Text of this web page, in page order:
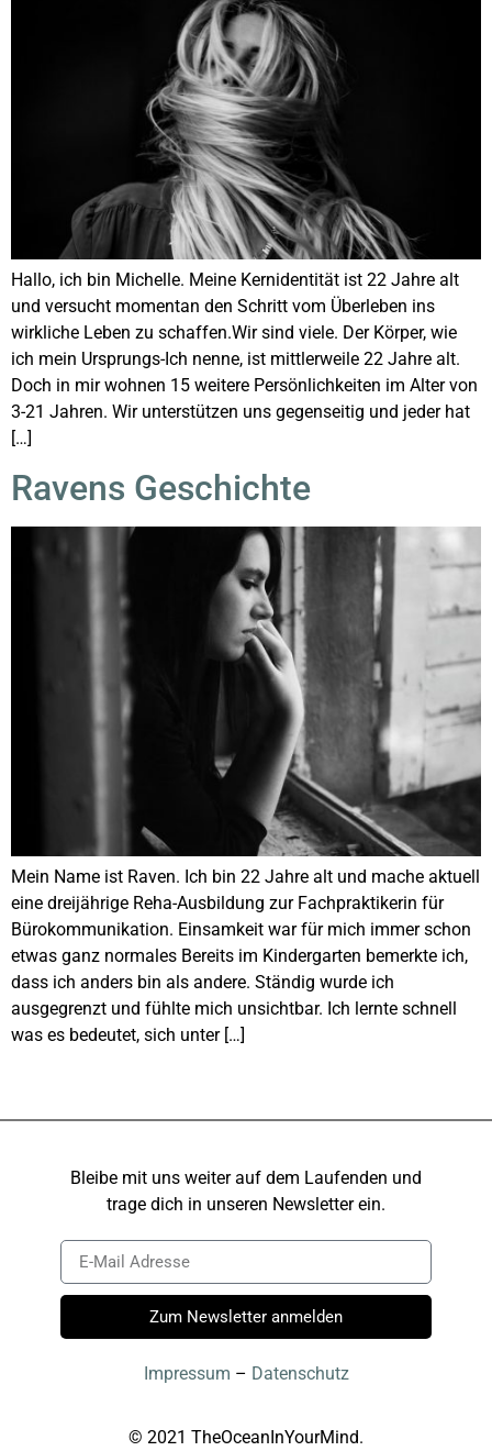
Hallo, ich bin Michelle. Meine Kernidentität ist 22 Jahre alt
und versucht momentan den Schritt vom Überleben ins
wirkliche Leben zu schaffen.Wir sind viele. Der Körper, wie
ich mein Ursprungs-Ich nenne, ist mittlerweile 22 Jahre alt.
Doch in mir wohnen 15 weitere Persönlichkeiten im Alter von
3-21 Jahren. Wir unterstützen uns gegenseitig und jeder hat
[…]
Ravens Geschichte
Mein Name ist Raven. Ich bin 22 Jahre alt und mache aktuell
eine dreijährige Reha-Ausbildung zur Fachpraktikerin für
Bürokommunikation. Einsamkeit war für mich immer schon
etwas ganz normales Bereits im Kindergarten bemerkte ich,
dass ich anders bin als andere. Ständig wurde ich
ausgegrenzt und fühlte mich unsichtbar. Ich lernte schnell
was es bedeutet, sich unter […]
Bleibe mit uns weiter auf dem Laufenden und
trage dich in unseren Newsletter ein.
Zum Newsletter anmelden
Impressum – Datenschutz
© 2021 TheOceanInYourMind.